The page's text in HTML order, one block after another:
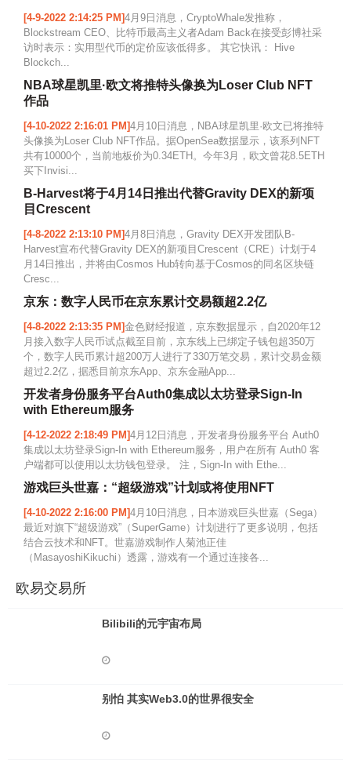
[4-9-2022 2:14:25 PM]4月9日消息，CryptoWhale发推称，
Blockstream CEO、比特币最高主义者Adam Back在接受彭博社采
访时表示：实用型代币的定价应该低得多。 其它快讯： Hive
Blockch...
NBA球星凯里·欧文将推特头像换为Loser Club NFT
作品
[4-10-2022 2:16:01 PM]4月10日消息，NBA球星凯里·欧文已将推特
头像换为Loser Club NFT作品。据OpenSea数据显示，该系列NFT
共有10000个，当前地板价为0.34ETH。今年3月，欧文曾花8.5ETH
买下Invisi...
B-Harvest将于4月14日推出代替Gravity DEX的新项
目Crescent
[4-8-2022 2:13:10 PM]4月8日消息，Gravity DEX开发团队B-
Harvest宣布代替Gravity DEX的新项目Crescent（CRE）计划于4
月14日推出，并将由Cosmos Hub转向基于Cosmos的同名区块链
Cresc...
京东：数字人民币在京东累计交易额超2.2亿
[4-8-2022 2:13:35 PM]金色财经报道，京东数据显示，自2020年12
月接入数字人民币试点截至目前，京东线上已绑定子钱包超350万
个，数字人民币累计超200万人进行了330万笔交易，累计交易金额
超过2.2亿，据悉目前京东App、京东金融App...
开发者身份服务平台Auth0集成以太坊登录Sign-In
with Ethereum服务
[4-12-2022 2:18:49 PM]4月12日消息，开发者身份服务平台 Auth0
集成以太坊登录Sign-In with Ethereum服务，用户在所有 Auth0 客
户端都可以使用以太坊钱包登录。 注，Sign-In with Ethe...
游戏巨头世嘉：“超级游戏”计划或将使用NFT
[4-10-2022 2:16:00 PM]4月10日消息，日本游戏巨头世嘉（Sega）
最近对旗下“超级游戏”（SuperGame）计划进行了更多说明，包括
结合云技术和NFT。世嘉游戏制作人菊池正佳
（MasayoshiKikuchi）透露，游戏有一个通过连接各...
欧易交易所
Bilibili的元宇宙布局
别怕 其实Web3.0的世界很安全